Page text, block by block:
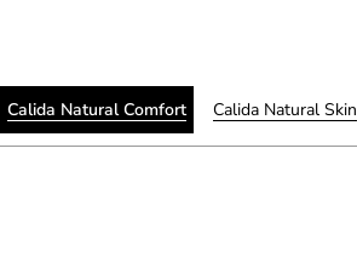
Calida Natural Comfort Calida Natural Skin